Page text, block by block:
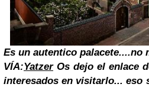
Es un autentico palacete....no
VÍA:Yatzer Os dejo el enlace
interesados en visitarlo... eso